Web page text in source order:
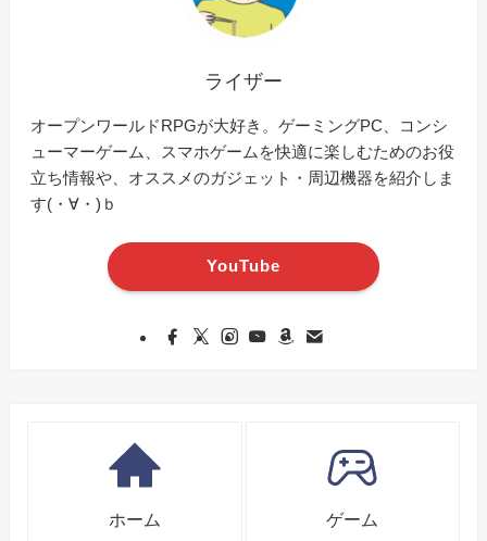
ライザー
オープンワールドRPGが大好き。ゲーミングPC、コンシ
ューマーゲーム、スマホゲームを快適に楽しむためのお役
立ち情報や、オススメのガジェット・周辺機器を紹介しま
す(・∀・)ｂ
YouTube
ホーム ゲーム